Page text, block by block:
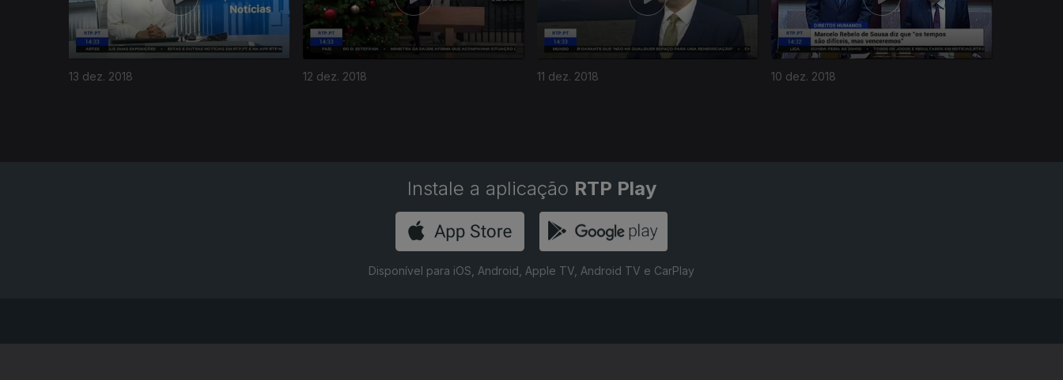
13 dez. 2018 12 dez. 2018 11 dez. 2018 10 dez. 2018
Instale a aplicação RTP Play
Disponível para iOS, Android, Apple TV, Android TV e CarPlay